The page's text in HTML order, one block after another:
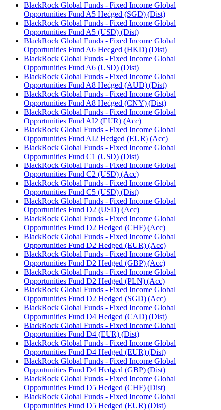
BlackRock Global Funds - Fixed Income Global
Opportunities Fund A5 Hedged (SGD) (Dist)
BlackRock Global Funds - Fixed Income Global
Opportunities Fund A5 (USD) (Dist)
BlackRock Global Funds - Fixed Income Global
Opportunities Fund A6 Hedged (HKD) (Dist)
BlackRock Global Funds - Fixed Income Global
Opportunities Fund A6 (USD) (Dist)
BlackRock Global Funds - Fixed Income Global
Opportunities Fund A8 Hedged (AUD) (Dist)
BlackRock Global Funds - Fixed Income Global
Opportunities Fund A8 Hedged (CNY) (Dist)
BlackRock Global Funds - Fixed Income Global
Opportunities Fund AI2 (EUR) (Acc)
BlackRock Global Funds - Fixed Income Global
Opportunities Fund AI2 Hedged (EUR) (Acc)
BlackRock Global Funds - Fixed Income Global
Opportunities Fund C1 (USD) (Dist)
BlackRock Global Funds - Fixed Income Global
Opportunities Fund C2 (USD) (Acc)
BlackRock Global Funds - Fixed Income Global
Opportunities Fund C5 (USD) (Dist)
BlackRock Global Funds - Fixed Income Global
Opportunities Fund D2 (USD) (Acc)
BlackRock Global Funds - Fixed Income Global
Opportunities Fund D2 Hedged (CHF) (Acc)
BlackRock Global Funds - Fixed Income Global
Opportunities Fund D2 Hedged (EUR) (Acc)
BlackRock Global Funds - Fixed Income Global
Opportunities Fund D2 Hedged (GBP) (Acc)
BlackRock Global Funds - Fixed Income Global
Opportunities Fund D2 Hedged (PLN) (Acc)
BlackRock Global Funds - Fixed Income Global
Opportunities Fund D2 Hedged (SGD) (Acc)
BlackRock Global Funds - Fixed Income Global
Opportunities Fund D4 Hedged (CAD) (Dist)
BlackRock Global Funds - Fixed Income Global
Opportunities Fund D4 (EUR) (Dist)
BlackRock Global Funds - Fixed Income Global
Opportunities Fund D4 Hedged (EUR) (Dist)
BlackRock Global Funds - Fixed Income Global
Opportunities Fund D4 Hedged (GBP) (Dist)
BlackRock Global Funds - Fixed Income Global
Opportunities Fund D5 Hedged (CHF) (Dist)
BlackRock Global Funds - Fixed Income Global
Opportunities Fund D5 Hedged (EUR) (Dist)